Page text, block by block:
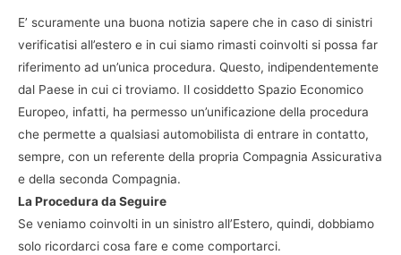
E’ scuramente una buona notizia sapere che in caso di sinistri
verificatisi all’estero e in cui siamo rimasti coinvolti si possa far
riferimento ad un’unica procedura. Questo, indipendentemente
dal Paese in cui ci troviamo. Il cosiddetto Spazio Economico
Europeo, infatti, ha permesso un’unificazione della procedura
che permette a qualsiasi automobilista di entrare in contatto,
sempre, con un referente della propria Compagnia Assicurativa
e della seconda Compagnia.
La Procedura da Seguire
Se veniamo coinvolti in un sinistro all’Estero, quindi, dobbiamo
solo ricordarci cosa fare e come comportarci.